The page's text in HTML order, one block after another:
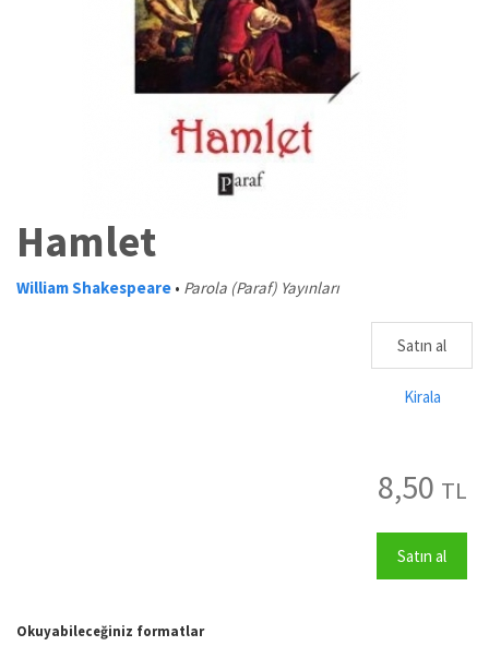
Hamlet
William Shakespeare • Parola (Paraf) Yayınları
Satın al
Kirala
8,50 TL
Satın al
Okuyabileceğiniz formatlar